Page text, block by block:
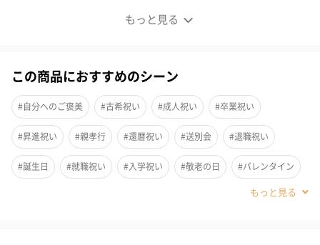
もっと見る
表面チェックの部分と裏面はハンカチとしてお使い頂けます。
柄のプリント面でメガネやサングラスはもちろん、時計・携帯・
PC画面・カメラレンズ・グラス・ガラスなど幅広いアイテムを拭
いて綺麗にすることができます。チェック・無地の面はいつも通
りのハンカチとしてお使い頂けます。cotton100%で吸水性もばっ
ちり。いつも持ち歩くハンカチで、身の回りの物もすっきり清潔
この商品におすすめのシーン
#自分へのご褒美 #古希祝い #成人祝い #卒業祝い
#昇進祝い #親孝行 #還暦祝い #送別会 #退職祝い
#誕生日 #就職祝い #入学祝い #敬老の日 #バレンタイン
#彼氏